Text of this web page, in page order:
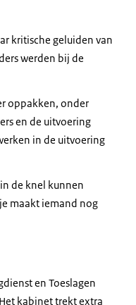
kritische geluiden van
werden bij de
oppakken, onder
en de uitvoering
in de uitvoering
de knel kunnen
maakt iemand nog
en Toeslagen
kabinet trekt extra